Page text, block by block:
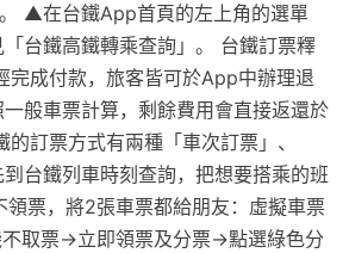
▲在台鐵App首頁的左上角的選單
台鐵高鐵轉乘查詢」。 台鐵訂票釋
完成付款，旅客皆可於App中辦理退
般車票計算，剩餘費用會直接返還於
訂票方式有兩種「車次訂票」、
到台鐵列車時刻查詢，把想要搭乘的班
領票，將2張車票都給朋友：虛擬車票
取票→立即領票及分票→點選綠色分